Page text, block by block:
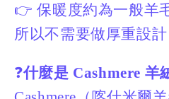
👉 保暖度約為一般羊
所以不需要做厚重設
❓什麼是 Cashmere 羊